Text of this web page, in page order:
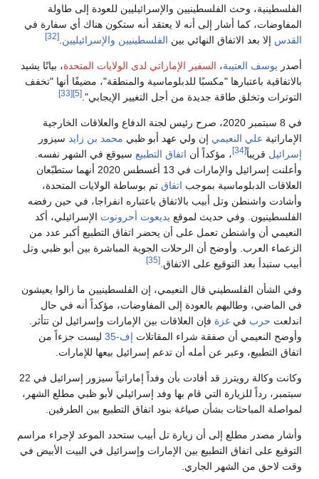
الفلسطينية، وحث الفلسطينيين والإسرائيليين للعودة إلى طاولة
المفاوضات، كما أشار إلى أنه لا يعتقد أنه ستكون هناك أي سفارة في
القدس إلا بعد الاتفاق النهائي بين الفلسطينيين والإسرائيليين [32]
أصدر يوسف العتيبة، السفير الإماراتي لدى الولايات المتحدة، بيانًا يشيد
بالاتفاقية باعتبارها "مكسبًا للدبلوماسية والمنطقة"، مضيفًا أنها "تخفف
التوترات وتخلق طاقة جديدة من أجل التغيير الإيجابي". [5]
[33]
في 8 سبتمبر 2020، صرح رئيس لجنة الدفاع والعلاقات الخارجية
الإماراتية علي النعيمي إن ولي عهد أبو ظبي محمد بن زايد سيزور
إسرائيل قريباً[34] ، مؤكداً أن اتفاق التطبيع سيوقع في الشهر نفسه.
وأعلنت إسرائيل والإمارات في 13 أغسطس 2020 أنهما ستطبّعان
العلاقات الدبلوماسية بموجب اتفاق تم بوساطة الولايات المتحدة،
وأشادت واشنطن وتل أبيب بالاتفاق باعتباره انفراجا، في حين رفضه
الفلسطينيون. وفي حديث لموقع يديعوت أحرونوت الإسرائيلي، أكد
النعيمي أن واشنطن تعمل على أن يحضر اتفاق التطبيع أكبر عدد من
الزعماء العرب. وأوضح أن الرحلات الجوية المباشرة بين أبو ظبي وتل
أبيب ستبدأ بعد التوقيع على الاتفاق. [35]
وفي الشأن الفلسطيني قال النعيمي، إن الفلسطينيين ما زالوا يعيشون
في الماضي، وطالبهم بالعودة إلى المفاوضات، مؤكداً أنه في حال
اندلعت حرب في غزة فإن العلاقات بين الإمارات وإسرائيل لن تتأثر.
وأوضح النعيمي أن صفقة شراء المقاتلات إف-35
ليست جزءاً من
اتفاق التطبيع، وعبر عن أمله أن تدعم إسرائيل بيعها للإمارات.
وكانت وكالة رويترز قد أفادت بأن وفداً إماراتياً سيزور إسرائيل في 22
سبتمبر، رداً للزيارة التي قام بها وفد إسرائيلي لأبو ظبي مطلع الشهر،
لمواصلة المباحثات بشأن صياغة بنود اتفاق التطبيع بين الطرفين.
وأشار مصدر مطلع إلى أن زيارة تل أبيب ستحدد الموعد لإجراء مراسم
التوقيع على اتفاق التطبيع بين الإمارات وإسرائيل في البيت الأبيض في
وقت لاحق من الشهر الجاري.